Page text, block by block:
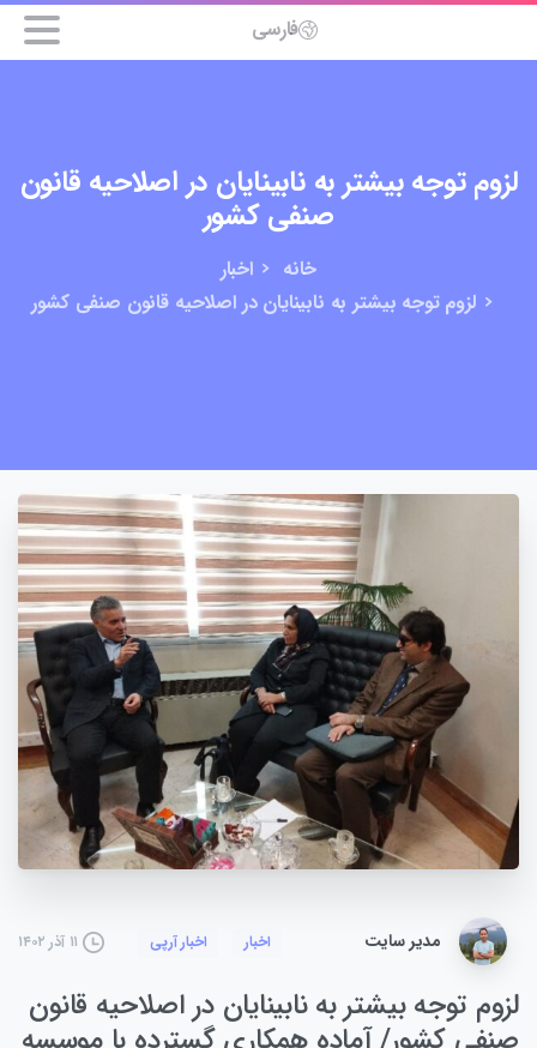
فارسی
لزوم توجه بیشتر به نابینایان در اصلاحیه قانون
صنفی کشور
خانه
اخبار
لزوم توجه بیشتر به نابینایان در اصلاحیه قانون صنفی کشور
مدیر سایت اخبار اخبار آرپی ۱۱ آذر ۱۴۰۲
لزوم توجه بیشتر به نابینایان در اصلاحیه قانون